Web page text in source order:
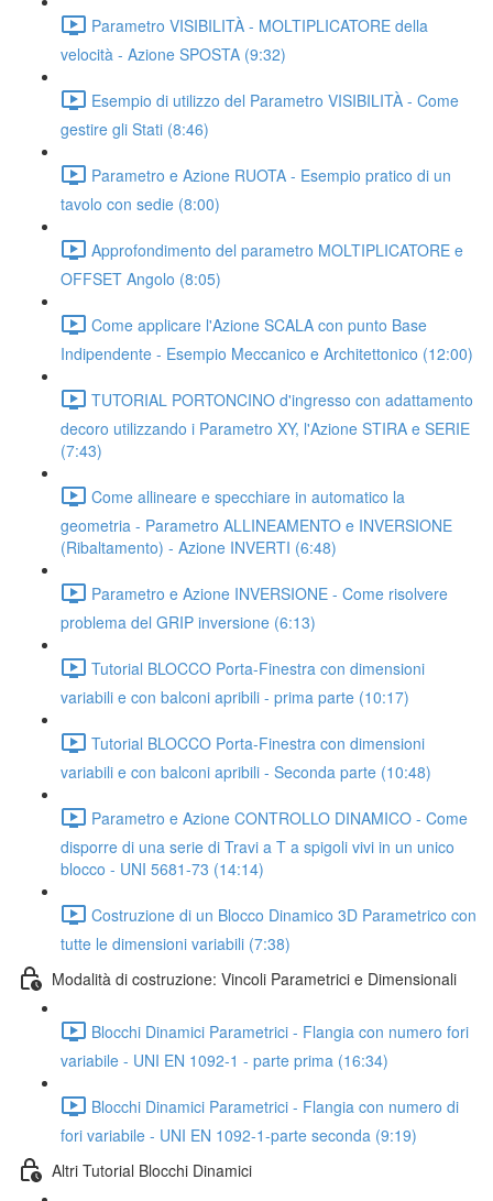
Parametro VISIBILITÀ - MOLTIPLICATORE della
velocità - Azione SPOSTA (9:32)
Esempio di utilizzo del Parametro VISIBILITÀ - Come
gestire gli Stati (8:46)
Parametro e Azione RUOTA - Esempio pratico di un
tavolo con sedie (8:00)
Approfondimento del parametro MOLTIPLICATORE e
OFFSET Angolo (8:05)
Come applicare l'Azione SCALA con punto Base
Indipendente - Esempio Meccanico e Architettonico (12:00)
TUTORIAL PORTONCINO d'ingresso con adattamento
decoro utilizzando i Parametro XY, l'Azione STIRA e SERIE
(7:43)
Come allineare e specchiare in automatico la
geometria - Parametro ALLINEAMENTO e INVERSIONE
(Ribaltamento) - Azione INVERTI (6:48)
Parametro e Azione INVERSIONE - Come risolvere
problema del GRIP inversione (6:13)
Tutorial BLOCCO Porta-Finestra con dimensioni
variabili e con balconi apribili - prima parte (10:17)
Tutorial BLOCCO Porta-Finestra con dimensioni
variabili e con balconi apribili - Seconda parte (10:48)
Parametro e Azione CONTROLLO DINAMICO - Come
disporre di una serie di Travi a T a spigoli vivi in un unico
blocco - UNI 5681-73 (14:14)
Costruzione di un Blocco Dinamico 3D Parametrico con
tutte le dimensioni variabili (7:38)
Modalità di costruzione: Vincoli Parametrici e Dimensionali
Blocchi Dinamici Parametrici - Flangia con numero fori
variabile - UNI EN 1092-1 - parte prima (16:34)
Blocchi Dinamici Parametrici - Flangia con numero di
fori variabile - UNI EN 1092-1-parte seconda (9:19)
Altri Tutorial Blocchi Dinamici